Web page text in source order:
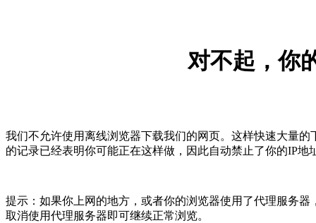
对不起，你
我们不允许使用离线浏览器下载我们的网页。这样快速大量
的记录已经表明你可能正在这样做，因此自动禁止了你的IP
提示：如果你上网的地方，或者你的浏览器使用了代理服务
取消使用代理服务器即可继续正常浏览。